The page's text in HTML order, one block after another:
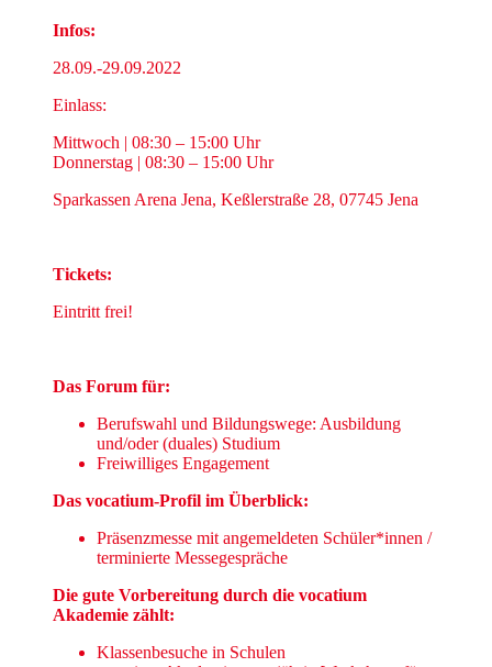
Infos:
28.09.-29.09.2022
Einlass:
Mittwoch | 08:30 – 15:00 Uhr
Donnerstag | 08:30 – 15:00 Uhr
Sparkassen Arena Jena, Keßlerstraße 28, 07745 Jena
Tickets:
Eintritt frei!
Das Forum für:
Berufswahl und Bildungswege: Ausbildung
und/oder (duales) Studium
Freiwilliges Engagement
Das vocatium-Profil im Überblick:
Präsenzmesse mit angemeldeten Schüler*innen /
terminierte Messegespräche
Die gute Vorbereitung durch die vocatium
Akademie zählt:
Klassenbesuche in Schulen